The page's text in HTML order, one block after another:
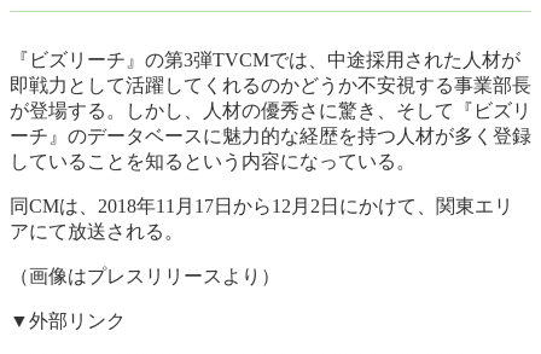
『ビズリーチ』の第3弾TVCMでは、中途採用された人材が
即戦力として活躍してくれるのかどうか不安視する事業部長
が登場する。しかし、人材の優秀さに驚き、そして『ビズリ
ーチ』のデータベースに魅力的な経歴を持つ人材が多く登録
していることを知るという内容になっている。
同CMは、2018年11月17日から12月2日にかけて、関東エリ
アにて放送される。
（画像はプレスリリースより）
▼外部リンク